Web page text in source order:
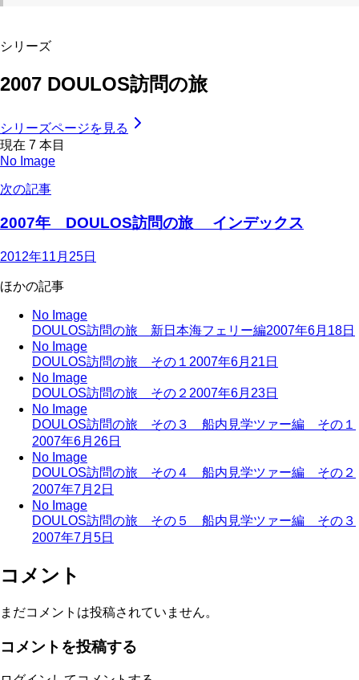
シリーズ
2007 DOULOS訪問の旅
シリーズページを見る
現在 7 本目
No Image
次の記事
2007年 DOULOS訪問の旅 インデックス
2012年11月25日
ほかの記事
No Image
DOULOS訪問の旅 新日本海フェリー編2007年6月18日
No Image
DOULOS訪問の旅 その１ 2007年6月21日
No Image
DOULOS訪問の旅 その２ 2007年6月23日
No Image
DOULOS訪問の旅 その３ 船内見学ツァー編 その１
2007年6月26日
No Image
DOULOS訪問の旅 その４ 船内見学ツァー編 その２
2007年7月2日
No Image
DOULOS訪問の旅 その５ 船内見学ツァー編 その３
2007年7月5日
コメント
まだコメントは投稿されていません。
コメントを投稿する